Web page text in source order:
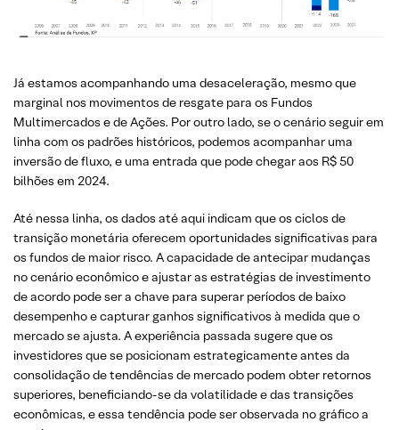
Já estamos acompanhando uma desaceleração, mesmo que
marginal nos movimentos de resgate para os Fundos
Multimercados e de Ações. Por outro lado, se o cenário seguir em
linha com os padrões históricos, podemos acompanhar uma
inversão de fluxo, e uma entrada que pode chegar aos R$ 50
bilhões em 2024.
Até nessa linha, os dados até aqui indicam que os ciclos de
transição monetária oferecem oportunidades significativas para
os fundos de maior risco. A capacidade de antecipar mudanças
no cenário econômico e ajustar as estratégias de investimento
de acordo pode ser a chave para superar períodos de baixo
desempenho e capturar ganhos significativos à medida que o
mercado se ajusta. A experiência passada sugere que os
investidores que se posicionam estrategicamente antes da
consolidação de tendências de mercado podem obter retornos
superiores, beneficiando-se da volatilidade e das transições
econômicas, e essa tendência pode ser observada no gráfico a